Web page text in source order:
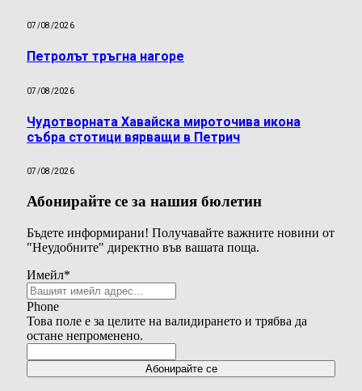
07/08/2026
Петролът тръгна нагоре
07/08/2026
Чудотворната Хавайска мироточива икона
събра стотици вярващи в Петрич
07/08/2026
Абонирайте се за нашия бюлетин
Бъдете информирани! Получавайте важните новини от
"Неудобните" директно във вашата поща.
Имейл*
Phone
Това поле е за целите на валидирането и трябва да
остане непроменено.